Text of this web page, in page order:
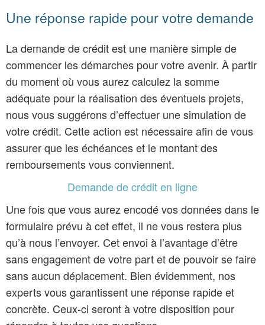
Une réponse rapide pour votre demande
La demande de crédit est une manière simple de
commencer les démarches pour votre avenir. À partir
du moment où vous aurez calculez la somme
adéquate pour la réalisation des éventuels projets,
nous vous suggérons d’effectuer une simulation de
votre crédit. Cette action est nécessaire afin de vous
assurer que les échéances et le montant des
remboursements vous conviennent.
Demande de crédit en ligne
Une fois que vous aurez encodé vos données dans le
formulaire prévu à cet effet, il ne vous restera plus
qu’à nous l’envoyer. Cet envoi à l’avantage d’être
sans engagement de votre part et de pouvoir se faire
sans aucun déplacement. Bien évidemment, nos
experts vous garantissent une réponse rapide et
concrète. Ceux-ci seront à votre disposition pour